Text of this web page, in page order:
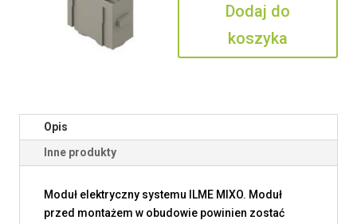
7M
Dodaj do
koszyka
Opis
Inne produkty
Moduł elektryczny systemu ILME MIXO. Moduł
przed montażem w obudowie powinien zostać